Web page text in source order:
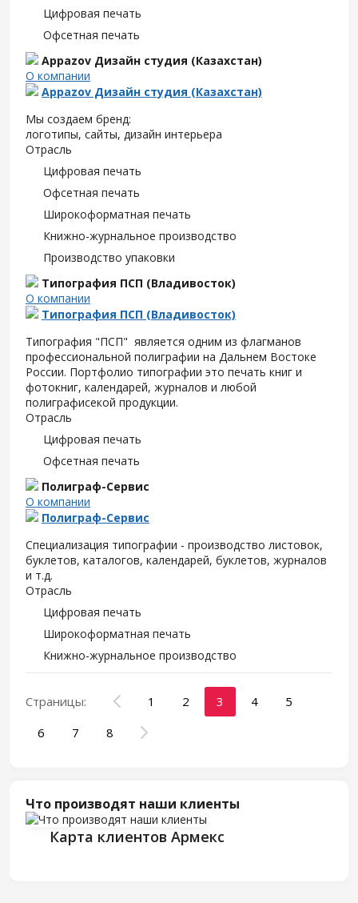
Цифровая печать
Офсетная печать
Appazov Дизайн студия (Казахстан)
О компании
Appazov Дизайн студия (Казахстан)
Мы создаем бренд:
логотипы, сайты, дизайн интерьера
Отрасль
Цифровая печать
Офсетная печать
Широкоформатная печать
Книжно-журнальное производство
Производство упаковки
Типография ПСП (Владивосток)
О компании
Типография ПСП (Владивосток)
Типография "ПСП" является одним из флагманов
профессиональной полиграфии на Дальнем Востоке
России. Портфолио типографии это печать книг и
фотокниг, календарей, журналов и любой
полиграфисекой продукции.
Отрасль
Цифровая печать
Офсетная печать
Полиграф-Сервис
О компании
Полиграф-Сервис
Специализация типографии - производство листовок,
буклетов, каталогов, календарей, буклетов, журналов
и т.д.
Отрасль
Цифровая печать
Широкоформатная печать
Книжно-журнальное производство
Страницы: 1 2 3 4
5
6
7 8
Что производят наши клиенты
Карта клиентов Армекс